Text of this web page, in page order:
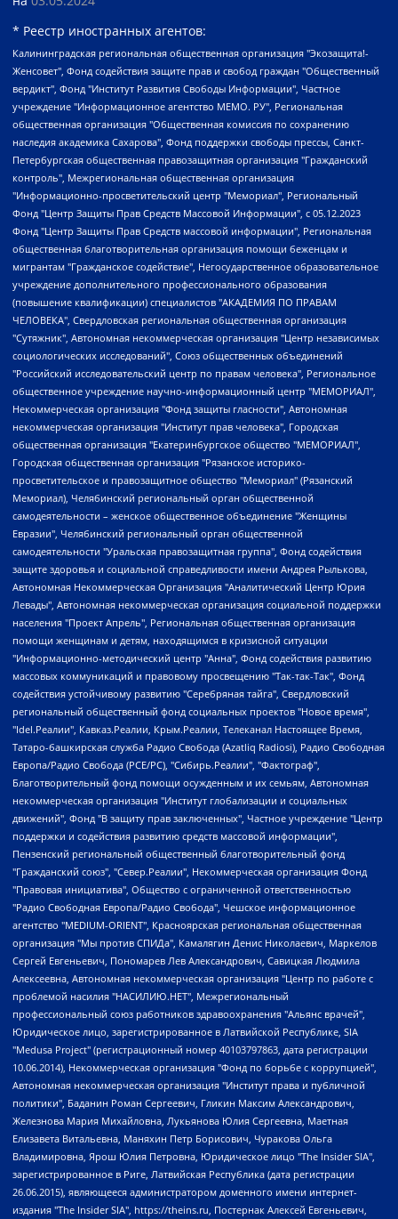
* Реестр иностранных агентов:
Калининградская региональная общественная организация "Экозащита!-Женсовет", Фонд содействия защите прав и свобод граждан "Общественный вердикт", Фонд "Институт Развития Свободы Информации", Частное учреждение "Информационное агентство МЕМО. РУ", Региональная общественная организация "Общественная комиссия по сохранению наследия академика Сахарова", Фонд поддержки свободы прессы, Санкт-Петербургская общественная правозащитная организация "Гражданский контроль", Межрегиональная общественная организация "Информационно-просветительский центр "Мемориал", Региональный Фонд "Центр Защиты Прав Средств Массовой Информации", с 05.12.2023 Фонд "Центр Защиты Прав Средств массовой информации", Региональная общественная благотворительная организация помощи беженцам и мигрантам "Гражданское содействие", Негосударственное образовательное учреждение дополнительного профессионального образования (повышение квалификации) специалистов "АКАДЕМИЯ ПО ПРАВАМ ЧЕЛОВЕКА", Свердловская региональная общественная организация "Сутяжник", Автономная некоммерческая организация "Центр независимых социологических исследований", Союз общественных объединений "Российский исследовательский центр по правам человека", Региональное общественное учреждение научно-информационный центр "МЕМОРИАЛ", Некоммерческая организация "Фонд защиты гласности", Автономная некоммерческая организация "Институт прав человека", Городская общественная организация "Екатеринбургское общество "МЕМОРИАЛ", Городская общественная организация "Рязанское историко-просветительское и правозащитное общество "Мемориал" (Рязанский Мемориал), Челябинский региональный орган общественной самодеятельности – женское общественное объединение "Женщины Евразии", Челябинский региональный орган общественной самодеятельности "Уральская правозащитная группа", Фонд содействия защите здоровья и социальной справедливости имени Андрея Рылькова, Автономная Некоммерческая Организация "Аналитический Центр Юрия Левады", Автономная некоммерческая организация социальной поддержки населения "Проект Апрель", Региональная общественная организация помощи женщинам и детям, находящимся в кризисной ситуации "Информационно-методический центр "Анна", Фонд содействия развитию массовых коммуникаций и правовому просвещению "Так-так-Так", Фонд содействия устойчивому развитию "Серебряная тайга", Свердловский региональный общественный фонд социальных проектов "Новое время", "Idel.Реалии", Кавказ.Реалии, Крым.Реалии, Телеканал Настоящее Время, Татаро-башкирская служба Радио Свобода (Azatliq Radiosi), Радио Свободная Европа/Радио Свобода (PCE/PC), "Сибирь.Реалии", "Фактограф", Благотворительный фонд помощи осужденным и их семьям, Автономная некоммерческая организация "Институт глобализации и социальных движений", Фонд "В защиту прав заключенных", Частное учреждение "Центр поддержки и содействия развитию средств массовой информации", Пензенский региональный общественный благотворительный фонд "Гражданский союз", "Север.Реалии", Некоммерческая организация Фонд "Правовая инициатива", Общество с ограниченной ответственностью "Радио Свободная Европа/Радио Свобода", Чешское информационное агентство "MEDIUM-ORIENT", Красноярская региональная общественная организация "Мы против СПИДа", Камалягин Денис Николаевич, Маркелов Сергей Евгеньевич, Пономарев Лев Александрович, Савицкая Людмила Алексеевна, Автономная некоммерческая организация "Центр по работе с проблемой насилия "НАСИЛИЮ.НЕТ", Межрегиональный профессиональный союз работников здравоохранения "Альянс врачей", Юридическое лицо, зарегистрированное в Латвийской Республике, SIA "Medusa Project" (регистрационный номер 40103797863, дата регистрации 10.06.2014), Некоммерческая организация "Фонд по борьбе с коррупцией", Автономная некоммерческая организация "Институт права и публичной политики", Баданин Роман Сергеевич, Гликин Максим Александрович, Железнова Мария Михайловна, Лукьянова Юлия Сергеевна, Маетная Елизавета Витальевна, Маняхин Петр Борисович, Чуракова Ольга Владимировна, Ярош Юлия Петровна, Юридическое лицо "The Insider SIA", зарегистрированное в Риге, Латвийская Республика (дата регистрации 26.06.2015), являющееся администратором доменного имени интернет-издания "The Insider SIA", https://theins.ru, Постернак Алексей Евгеньевич, Рубин Михаил Аркадьевич, Анин Роман Александрович, Юридическое лицо Istories fonds, зарегистрированное в Латвийской Республике (регистрационный номер 50008295751, дата регистрации 24.02.2020), Великовский Дмитрий Александрович, Долинина Ирина Николаевна, Мароховская Алеся Алексеевна, Шлейнов Роман Юрьевич, Шмагун Олеся Валентиновна, Общество с ограниченной ответственностью "Альтаир 2021", Общество с ограниченной ответственностью "Вега 2021", Общество с ограниченной ответственностью "Главный редактор 2021", Общество с ограниченной ответственностью "Ромашки монолит", Важенков Артем Валерьевич, Ивановская областная общественная организация "Центр гендерных исследований", Гурман Юрий Альбертович, Медиапроект "ОВД-Инфо", Егоров Владимир Владимирович, Жилинский Владимир Александрович, Общество с ограниченной ответственностью "ЗП", Иванова София Юрьевна, Карезина Инна Павловна, Кильтау Екатерина Викторовна, Петров Алексей Викторович, Пискунов Сергей Евгеньевич, Смирнов Сергей Сергеевич, Тихонов Михаил Сергеевич, Общество с ограниченной ответственностью "ЖУРНАЛИСТ-ИНОСТРАННЫЙ АГЕНТ", Арапова Галина Юрьевна, Вольтская Татьяна Анатольевна, Американская компания "Mason G.E.S. Anonymous Foundation" (США), являющаяся владельцем интернет-издания https://mnews.world/, Компания "Stichting Bellingcat", зарегистрированная в Нидерландах (дата регистрации 11.07.2018), Захаров Андрей Вячеславович, Клепиковская Екатерина Дмитриевна, Общество с ограниченной ответственностью "МЕМО", Перл Роман Александрович, Симонов Евгений Алексеевич, Соловьева Елена Анатольевна, Сотников Даниил Владимирович, Сурначева Елизавета Дмитриевна, Автономная некоммерческая организация по защите прав человека и информированию населения "Якутия – Наше Мнение", Общество с ограниченной ответственностью "Москоу диджитал медиа", с 26.01.2023 Общество с ограниченной ответственностью "Чайка Белые сады", Ветошкина Валерия Валерьевна, Заговора Максим Александрович, Межрегиональное общественное движение "Российская ЛГБТ - сеть", Оленичев Максим Владимирович, Павлов Иван Юрьевич, Скворцова Елена Сергеевна, Общество с ограниченной ответственностью "Как бы инагент", Кочетков Игорь Викторович, Общество с ограниченной ответственностью "Честные выборы", Еланчик Олег Александрович, Общество с ограниченной ответственностью "Нобелевский призыв", Гималова Регина Эмилевна, Григорьев Андрей Валерьевич, Григорьева Алина Александровна, Ассоциация по содействию защите прав призывников, альтернативнослужащих и военнослужащих "Правозащитная группа "Гражданин.Армия.Право", Хисамова Регина Фаритовна, Автономная некоммерческая организация по реализации социально-правовых программ "Лилит", Дальневосточное общественное движение "Маяк", Санкт-Петербургская ЛГБТ-инициативная группа "Выход", Инициативная группа ЛГБТ+ "Реверс", Алексеев Андрей Викторович, Бекбулатова Таисия Львовна, Беляев Иван Михайлович, Владыкина Елена Сергеевна, Гельман Марат Александрович, Никульшина Вероника Юрьевна, Толоконникова Надежда Андреевна, Шендерович Виктор Анатольевич, Общество с ограниченной ответственностью "Данное сообщение", Общество с ограниченной ответственностью Издательский дом "Новая глава", Айнбиндер Александра Александровна, Московский комьюнити-центр для ЛГБТ+инициатив, Благотворительный фонд развития филантропии, Deutsche Welle (Германия, Kurt-Schumacher-Strasse 3, 53113 Bonn), Борзунова Мария Михайловна, Воробьев Виктор Викторович, Голубева Анна Львовна, Константинова Алла Михайловна, Малкова Ирина Владимировна, Мурадов Мурад Абдулгалимович, Осетинская Елизавета Николаевна, Понасенков Евгений Николаевич, Ганапольский Матвей Юрьевич, Киселев Евгений Алексеевич, Борухович Ирина Григорьевна, Дремин Иван Тимофеевич, Дубровский Дмитрий Викторович, Красноярская региональная общественная организация поддержки и развития альтернативных образовательных технологий и межкультурных коммуникаций "ИНТЕРРА", Маяковская Екатерина Алексеевна, Фейгин Марк Захарович, Филимонов Андрей Викторович, Дзугкоева Регина Николаевна, Доброхотов Роман Александрович, Дудь Юрий Александрович, Елкин Сергей Владимирович, Кругликов Кирилл Игоревич, Сабунаева Мария Леонидовна, Семенов Алексей Владимирович, Шаинян Карен Багратович, Шульман Екатерина Михайловна, Асафьев Артур Валерьевич, Вахштайн Виктор Семенович, Венедиктов Алексей Алексеевич, Лушникова Екатерина Евгеньевна, Волков Леонид Михайлович, Невзоров Александр Глебович, Пархоменко Сергей Борисович, Сироткин Ярослав Николаевич, Кара-Мурза Владимир Владимирович, Баранова Наталья Владимировна, Гозман Леонид Яковлевич, Кагарлицкий Борис Юльевич, Климарев Михаил Валерьевич, Милов Владимир Станиславович, Автономная некоммерческая организация Краснодарский центр современного искусства "Типография", Моргенштерн Алишер Тагирович, Соболь Любовь Эдуардовна, Общество с ограниченной ответственностью "ЛИЗА НОРМ", Каспаров Гарри Кимович, Ходорковский Михаил Борисович, Общество с ограниченной ответственностью "Апрельские тезисы", Данилович Ирина Брониславовна, Кашин Олег Владимирович, Петров Николай Владимирович, Пивоваров Алексей Владимирович, Соколов Михаил Владимирович, Цветкова Юлия Владимировна, Чичваркин Евгений Александрович, Комитет против пыток/Команда против пыток, Общество с ограниченной ответственностью "Первый научный", Общество с ограниченной ответственностью "Вертолет и ко", Белоцерковская Вероника Борисовна, Кац Максим Евгеньевич, Лазарева Татьяна Юрьевна, Шаведдинов Руслан Табризович, Яшин Илья Валерьевич, Общество с ограниченной ответственностью "Иноагент ААВ", Алешковский Дмитрий Петрович, Альбац Евгения Марковна, Быков Дмитрий Львович, Галямина Юлия Евгеньевна, Лойко Сергей Леонидович, Мартынов Кирилл Константинович, Медведев Сергей Александрович, Крашенинников Федор Геннадиевич, Гордеева Катерина Вл